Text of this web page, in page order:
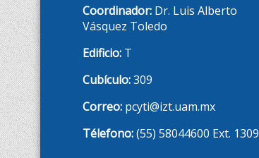
Coordinador: Dr. Luis Alberto
Vásquez Toledo
Edificio: T
Cubículo:309
Correo: pcyti@izt.uam.mx
Télefono:(55) 58044600 Ext. 1309